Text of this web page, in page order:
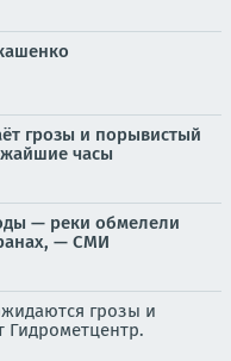
грозы и порывистый
часы
— реки обмелели
— СМИ
грозы и
Гидрометцентр.